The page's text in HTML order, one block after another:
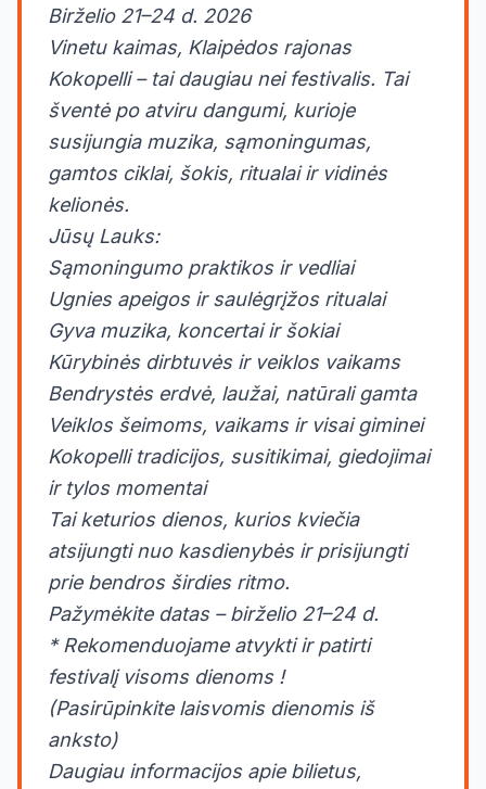
Birželio 21–24 d. 2026
Vinetu kaimas, Klaipėdos rajonas
Kokopelli – tai daugiau nei festivalis. Tai
šventė po atviru dangumi, kurioje
susijungia muzika, sąmoningumas,
gamtos ciklai, šokis, ritualai ir vidinės
kelionės.
Jūsų Lauks:
Sąmoningumo praktikos ir vedliai
Ugnies apeigos ir saulėgrįžos ritualai
Gyva muzika, koncertai ir šokiai
Kūrybinės dirbtuvės ir veiklos vaikams
Bendrystės erdvė, laužai, natūrali gamta
Veiklos šeimoms, vaikams ir visai giminei
Kokopelli tradicijos, susitikimai, giedojimai
ir tylos momentai
Tai keturios dienos, kurios kviečia
atsijungti nuo kasdienybės ir prisijungti
prie bendros širdies ritmo.
Pažymėkite datas – birželio 21–24 d.
* Rekomenduojame atvykti ir patirti
festivalį visoms dienoms !
(Pasirūpinkite laisvomis dienomis iš
anksto)
Daugiau informacijos apie bilietus,